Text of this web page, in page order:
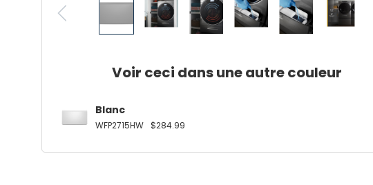
Voir ceci dans une autre couleur
Blanc
WFP2715HW $284.99